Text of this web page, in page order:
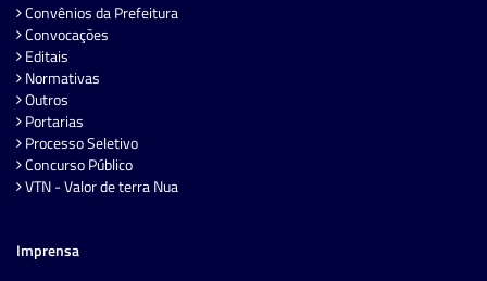
Convênios da Prefeitura
Convocações
Editais
Normativas
Outros
Portarias
Processo Seletivo
Concurso Público
VTN - Valor de terra Nua
Imprensa